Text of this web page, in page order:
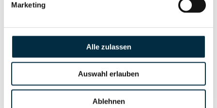
Marketing
Alle zulassen
Auswahl erlauben
Ablehnen
Vollständiges
anfragen
Risikoinformationen